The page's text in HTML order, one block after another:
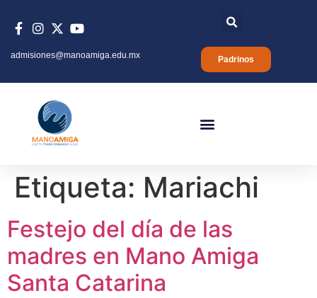
Padrinos
admisiones@manoamiga.edu.mx
Etiqueta: Mariachi
Festejo del día de las
madres en Mano Amiga
Santa Catarina